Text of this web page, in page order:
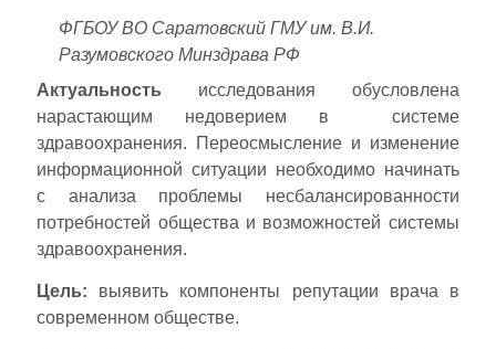
ФГБОУ ВО Саратовский ГМУ им. В.И.
Разумовского Минздрава РФ
Актуальность исследования обусловлена
нарастающим недоверием в системе
здравоохранения. Переосмысление и изменение
информационной ситуации необходимо начинать
с анализа проблемы несбалансированности
потребностей общества и возможностей системы
здравоохранения.
Цель: выявить компоненты репутации врача в
современном обществе.